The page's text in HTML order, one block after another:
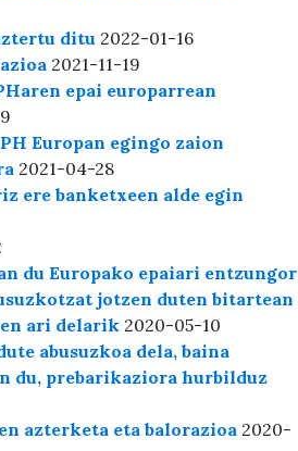
ditu 2022-01-16
2021-11-19
epai europarrean
Europan egingo zaion
2021-04-28
ere banketxeen alde egin
du Europako epaiari entzungor
jotzen duten bitartean
ari delarik 2020-05-10
abusuzkoa dela, baina
du, prebarikaziora hurbilduz
azterketa eta balorazioa 2020-